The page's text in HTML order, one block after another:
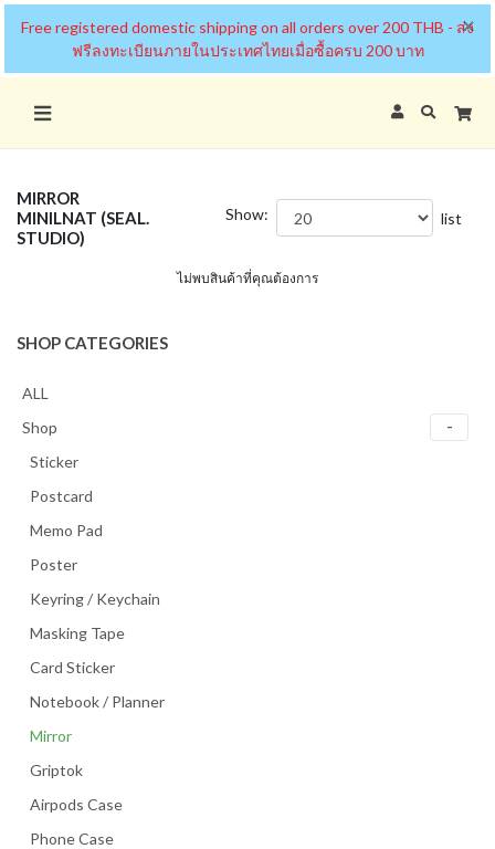
Free registered domestic shipping on all orders over 200 THB - ส่ง
ฟรีลงทะเบียนภายในประเทศไทยเมื่อซื้อครบ 200 บาท
×
SHOP CATEGORIES
ALL
Shop
Sticker
Postcard
Memo Pad
Poster
Keyring / Keychain
Masking Tape
Card Sticker
Notebook / Planner
Mirror
Griptok
Airpods Case
Phone Case
MIRROR
MINILNAT (SEAL.
STUDIO)
Show: list
ไม่พบสินค้าที่คุณต้องการ